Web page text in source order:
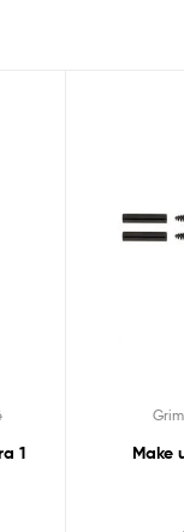
1
Grim
Make